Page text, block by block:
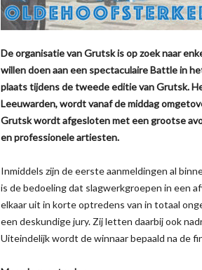
De organisatie van Grutsk is op zoek naar
willen doen aan een spectaculaire Battle in
plaats tijdens de tweede editie van Grutsk.
Leeuwarden, wordt vanaf de middag
Grutsk wordt afgesloten met een grootse
en professionele artiesten.
Inmiddels zijn de eerste aanmeldingen al
is de bedoeling dat slagwerkgroepen in een
elkaar uit in korte optredens van in totaal
een deskundige jury. Zij letten daarbij ook
Uiteindelijk wordt de winnaar bepaald na de